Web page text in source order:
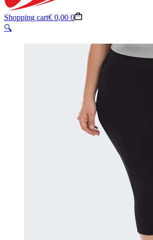
Shopping cart€ 0,00 0
🔍